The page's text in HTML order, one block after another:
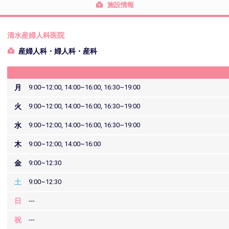
施設情報
清水産婦人科医院
産婦人科・婦人科・産科
月 9:00~12:00, 14:00~16:00, 16:30~19:00
火 9:00~12:00, 14:00~16:00, 16:30~19:00
水 9:00~12:00, 14:00~16:00, 16:30~19:00
木 9:00~12:00, 14:00~16:00
金 9:00~12:30
土 9:00~12:30
日 ---
祝 ---